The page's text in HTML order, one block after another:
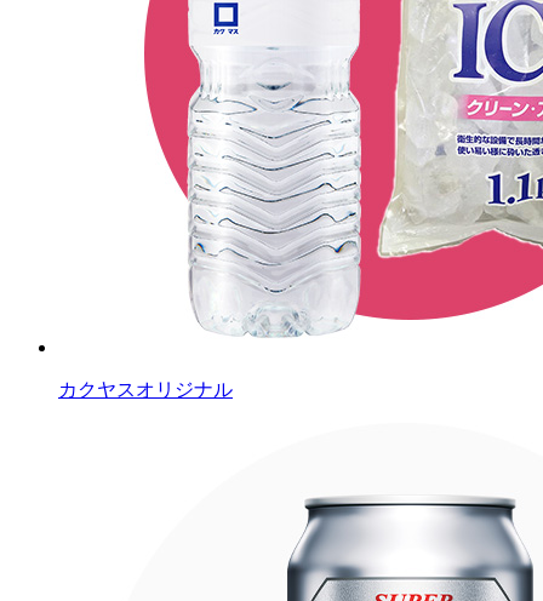
カクヤスオリジナル